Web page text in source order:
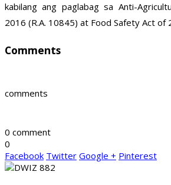
kabilang ang paglabag sa Anti-
2016 (R.A. 10845) at Food Safety Act of
Comments
comments
0 comment
0
Facebook Twitter Google + Pinterest